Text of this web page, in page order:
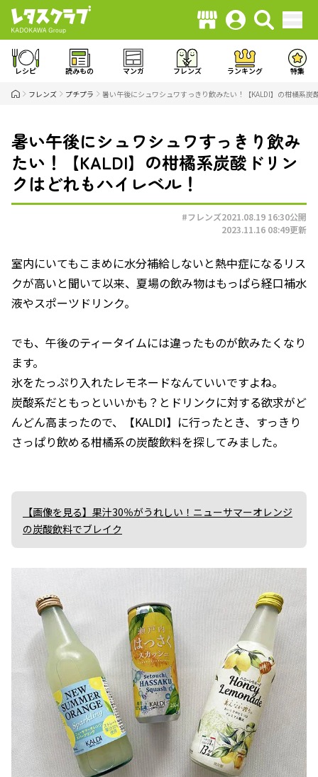
レシピ 読みもの マンガ フレンズ ランキング 特集
フレンズ プチプラ 暑い午後にシュワシュワすっきり飲みたい！【KALDI】の柑橘系炭
暑い午後にシュワシュワすっきり飲み
たい！【KALDI】の柑橘系炭酸ドリン
クはどれもハイレベル！
#フレンズ2021.08.19 16:30公開
2023.11.16 08:49更新
室内にいてもこまめに水分補給しないと熱中症になるリス
クが高いと聞いて以来、夏場の飲み物はもっぱら経口補水
液やスポーツドリンク。
でも、午後のティータイムには違ったものが飲みたくなり
ます。
氷をたっぷり入れたレモネードなんていいですよね。
炭酸系だともっといいかも？とドリンクに対する欲求がど
んどん高まったので、【KALDI】に行ったとき、すっきり
さっぱり飲める柑橘系の炭酸飲料を探してみました。
【画像を見る】果汁30％がうれしい！ニューサマーオレンジ
の炭酸飲料でブレイク